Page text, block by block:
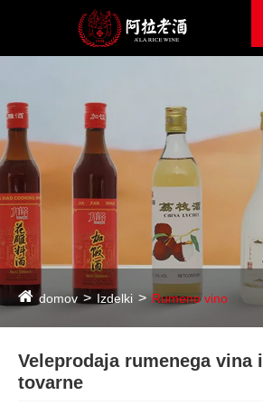
domov Izdelki Rumeno vino
Veleprodaja rumenega vina
tovarne